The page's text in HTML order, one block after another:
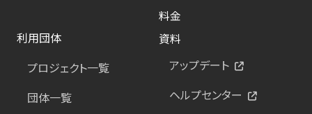
料金
利用団体
プロジェクト一覧
団体一覧
資料
アップデート
ヘルプセンター